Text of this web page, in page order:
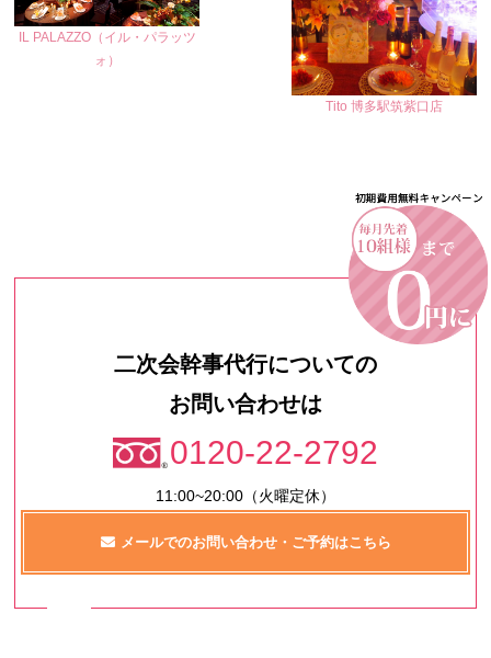
IL PALAZZO（イル・パラッツ
ォ）
Tito 博多駅筑紫口店
二次会幹事代行についての
お問い合わせは
0120-22-2792
11:00~20:00（火曜定休）
メールでのお問い合わせ・ご予約はこちら